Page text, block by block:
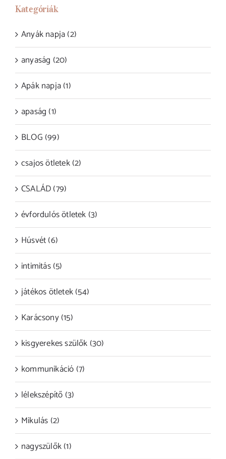
Kategóriák
Anyák napja (2)
anyaság (20)
Apák napja (1)
apaság (1)
BLOG (99)
csajos ötletek (2)
CSALÁD (79)
évfordulós ötletek (3)
Húsvét (6)
intimitás (5)
játékos ötletek (54)
Karácsony (15)
kisgyerekes szülők (30)
kommunikáció (7)
lélekszépítő (3)
Mikulás (2)
nagyszülők (1)